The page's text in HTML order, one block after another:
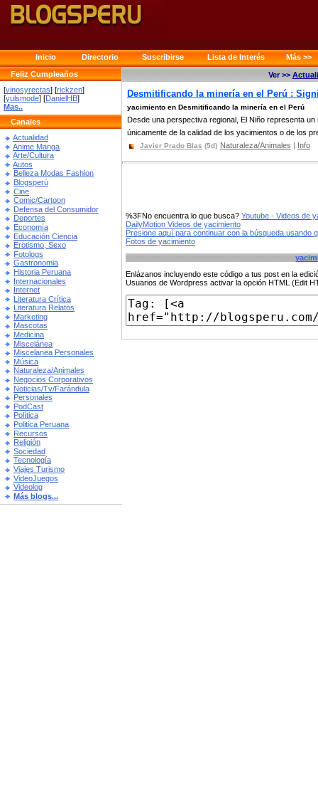
Inicio Directorio Suscribirse Lista de Interés
Más >>
Feliz Cumpleaños
[vinosyrectas] [rickzen]
[yulsmode] [DanielHB]
Mas..
Canales
Actualidad
Anime Manga
Arte/Cultura
Autos
Belleza Modas Fashion
Blogsperú
Cine
Comic/Cartoon
Defensa del Consumidor
Deportes
Economía
Educación Ciencia
Erotismo, Sexo
Fotologs
Gastronomia
Historia Peruana
Internacionales
Internet
Literatura Crítica
Literatura Relatos
Marketing
Mascotas
Medicina
Miscelánea
Miscelanea Personales
Música
Naturaleza/Animales
Negocios Corporativos
Noticias/Tv/Farándula
Personales
PodCast
Política
Politica Peruana
Recursos
Religión
Sociedad
Tecnología
Viajes Turismo
VideoJuegos
Videolog
Más blogs...
Ver >>
Desmitificando la minería en el Perú :
yacimiento en Desmitificando la minería en el Perú
Desde una perspectiva regional, El Niño representa
únicamente de la calidad de los yacimientos o de los
Javier Prado Blas (5d) Naturaleza/Animales | Info
%3FNo encuentra lo que busca? Youtube - Videos de
DailyMotion Videos de yacimiento
Presione aquí para continuar con la búsqueda usando
Fotos de yacimiento
Enlázanos incluyendo este código a tus post en la
Usuarios de Wordpress activar la opción HTML (Edit